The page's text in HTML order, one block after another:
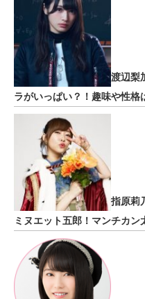
渡辺梨
ラがいっぱい？！趣味や性格
指原莉
ミヌエット五郎！マンチカン